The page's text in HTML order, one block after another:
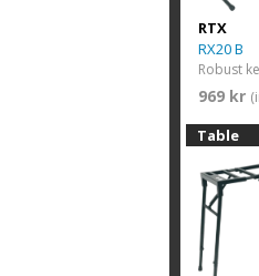
RTX
RX20 B
969 kr
Table